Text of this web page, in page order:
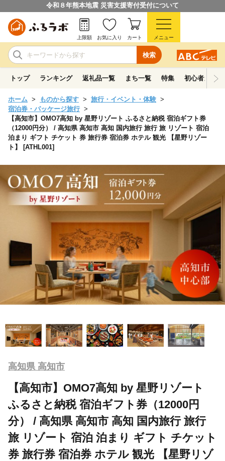
令和８年熊本地震 災害支援寄付受付について
検索
上限額 お気に入り カート メニュー
トップ ランキング 返礼品一覧 まち一覧 特集 初心者ガイド
ホーム ものから探す
旅行・イベント・体験
宿泊券・パッケージ旅行
【高知市】OMO7高知 by 星野リゾート ふるさと納税 宿泊ギフト券
（12000円分） / 高知県 高知市 高知 国内旅行 旅行 旅 リゾート 宿泊
泊まり ギフト チケット 券 旅行券 宿泊券 ホテル 観光 【星野リゾー
ト】 [ATHL001]
高知県 高知市
【高知市】OMO7高知 by 星野リゾート
ふるさと納税 宿泊ギフト券（12000円
分） / 高知県 高知市 高知 国内旅行 旅行
旅 リゾート 宿泊 泊まり ギフト チケット
券 旅行券 宿泊券 ホテル 観光 【星野リゾ